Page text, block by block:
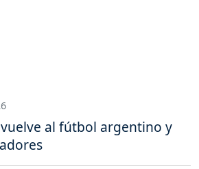
al fútbol argentino y